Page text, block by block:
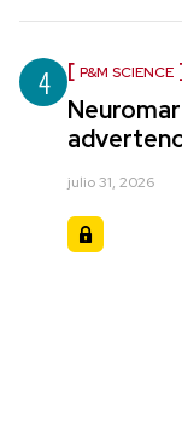
4 P&M SCIENCE
julio 31, 2026